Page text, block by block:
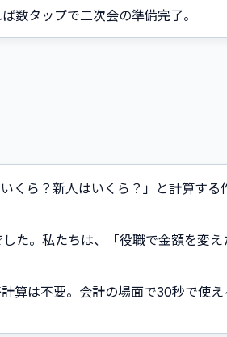
数タップで二次会の準備完了。
くら？新人はいくら？」と計算す
た。私たちは、「役職で金額を変
は不要。会計の場面で30秒で使